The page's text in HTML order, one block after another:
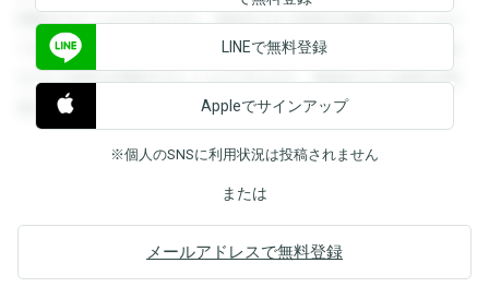
閲覧することができます。登録すると回答を閲覧することが
できます。登録すると回答を閲覧することができます。登録
すると回答を閲覧することができます。登録すると回答を閲
覧することができます。
LINEで無料登録
Appleでサインアップ
※個人のSNSに利用状況は投稿されません
または
メールアドレスで無料登録